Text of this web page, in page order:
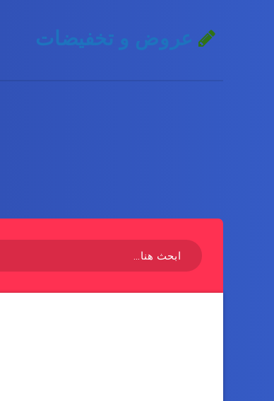
عروض و تخفيضات